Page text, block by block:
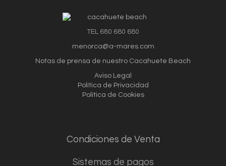
TEL 680 680 680
menorca@a-mares.com
Notas de prensa de nuestro Cacahuete Beach
Aviso Legal
Política de Privacidad
Política de Cookies
Condiciones de Venta
Sistemas de pagos